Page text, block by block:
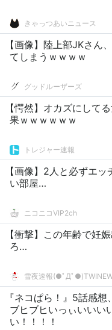
きゃっつあいニュース
【画像】陸上部JKさん
てしまうｗｗｗｗ
グッドルーザーズ
【愕然】オカズにして
果ｗｗｗｗｗｗ
トレジャー速報
【画像】2人と必ずエ
い部屋…
ニコニコVIP2ch
【衝撃】この年齢で妊
ろ…
雪夜速報(●ﾟДﾟ
『ネコぱら！』5話感
ブヒブヒいっぃいいい
い！！！！